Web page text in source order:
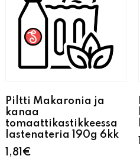
Piltti Makaronia ja
kanaa
tomaattikastikkeessa
lastenateria 190g 6kk
1,81 €